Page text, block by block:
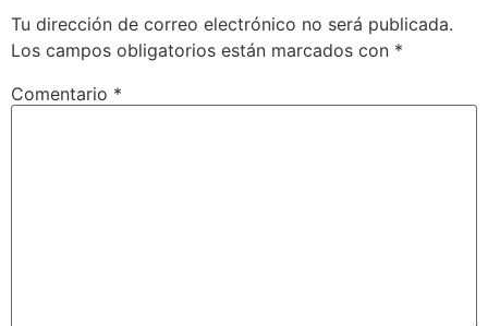
Tu dirección de correo electrónico no será publicada.
Los campos obligatorios están marcados con *
Comentario *